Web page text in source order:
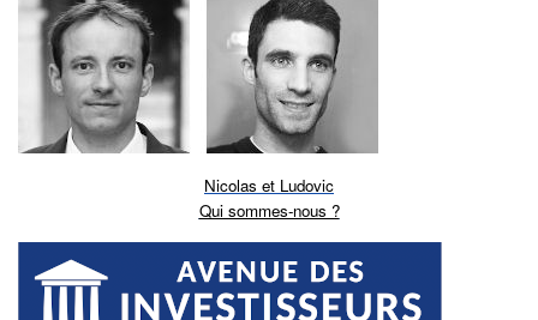
Nicolas et Ludovic
Qui sommes-nous ?